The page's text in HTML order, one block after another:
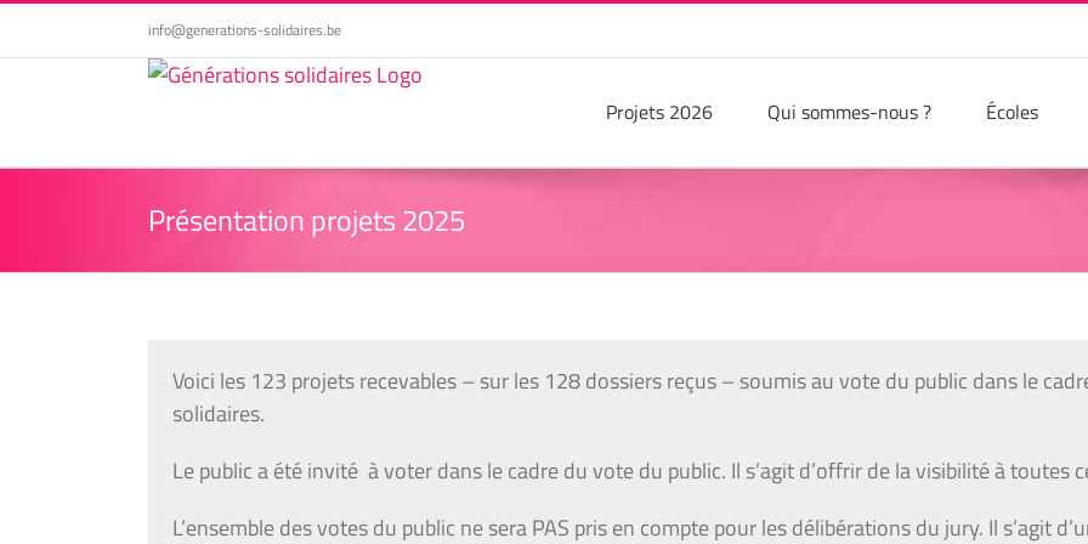
info@generations-solidaires.be
Projets 2026 Qui sommes-nous ? Écoles
Présentation projets 2025
Voici les 123 projets recevables – sur les 128 dossiers reçus – soumis au vote du public dans le
solidaires.
Le public a été invité à voter dans le cadre du vote du public. Il s’agit d’offrir de la visibilité à toutes
L’ensemble des votes du public ne sera PAS pris en compte pour les délibérations du jury. Il s’agit